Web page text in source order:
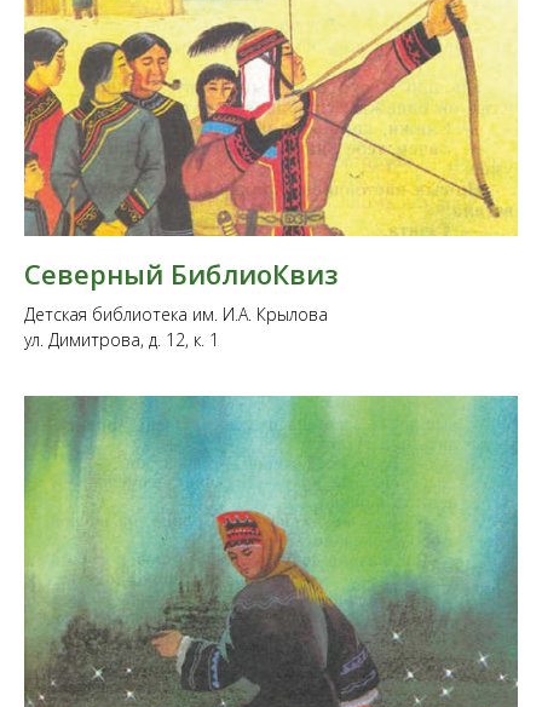
Северный БиблиоКвиз
Детская библиотека им. И.А. Крылова
ул. Димитрова, д. 12, к. 1